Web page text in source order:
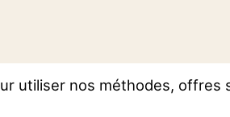
utiliser nos méthodes, offres